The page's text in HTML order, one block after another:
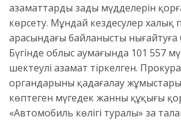
азаматтардың заңды мүдделерін
көрсету. Мұндай кездесулер халық
арасындағы байланысты нығайтуға
Бүгінде облыс аумағында 101 557
шектеулі азамат тіркелген.
органдарының қадағалау
көптеген мүгедек жанның құқығы
«Автомобиль көлігі туралы» заң